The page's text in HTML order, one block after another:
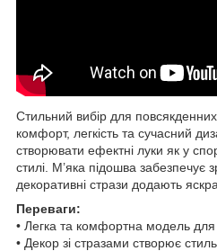
Стильний вибір для
комфорт, легкість та сучасний
створювати ефектні луки як у
стилі. М’яка підошва забезпечує
декоративні стрази додають
Переваги:
• Легка та комфортна модель для
• Декор зі стразами створює